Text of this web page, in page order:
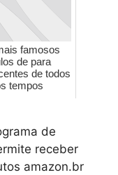
famosos
de para
de todos
tempos
de
receber
amazon.br